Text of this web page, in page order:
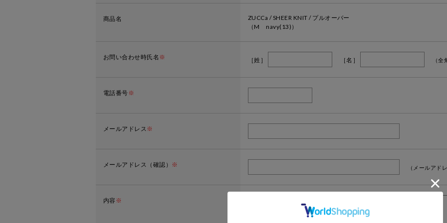
商品名
ZUCCa / SHEER KNIT / プルオーバー
（M navy(13)）
お問い合わせ時氏名 ※ ［姓］ ［名］ （
電話番号※
メールアドレス※
メールアドレス（確認） ※ （メールアド
内容 ※